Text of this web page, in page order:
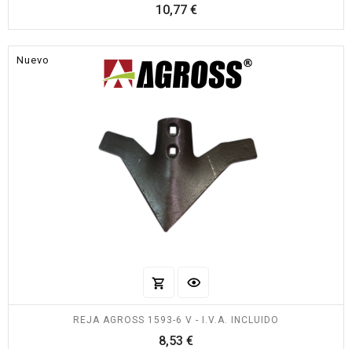
10,77 €Precio
Nuevo
REJA AGROSS 1593-6 V - I.V.A. INCLUIDO
8,53 €Precio